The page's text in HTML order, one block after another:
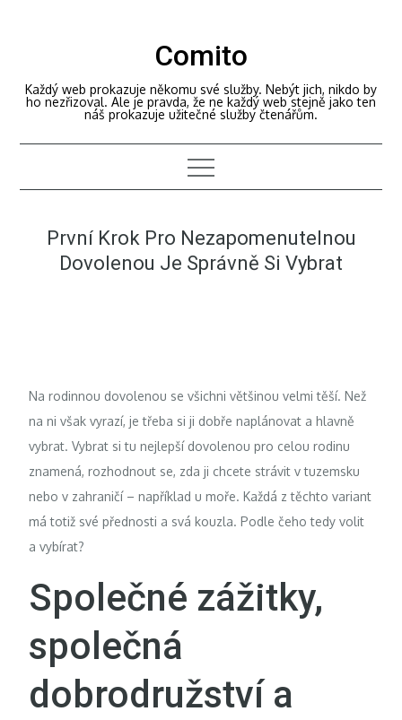
Comito
Každý web prokazuje někomu své služby. Nebýt jich, nikdo by
ho nezřizoval. Ale je pravda, že ne každý web stejně jako ten
náš prokazuje užitečné služby čtenářům.
První Krok Pro Nezapomenutelnou
Dovolenou Je Správně Si Vybrat
Na rodinnou dovolenou se všichni většinou velmi těší. Než
na ni však vyrazí, je třeba si ji dobře naplánovat a hlavně
vybrat. Vybrat si tu nejlepší dovolenou pro celou rodinu
znamená, rozhodnout se, zda ji chcete strávit v tuzemsku
nebo v zahraničí – například u moře. Každá z těchto variant
má totiž své přednosti a svá kouzla. Podle čeho tedy volit
a vybírat?
Společné zážitky,
společná
dobrodružství a